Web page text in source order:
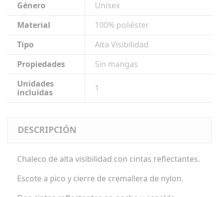
Género
Unisex
Material
100% poliéster
Tipo
Alta Visibilidad
Propiedades
Sin mangas
Unidades
incluidas
1
DESCRIPCIÓN
Chaleco de alta visibilidad con cintas reflectantes.
Escote a pico y cierre de cremallera de nylon.